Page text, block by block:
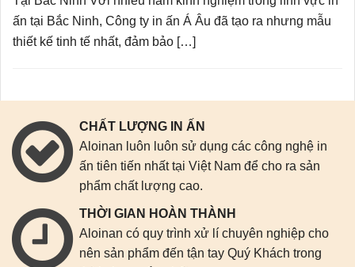
ấn tại Bắc Ninh, Công ty in ấn Á Âu đã tạo ra nhưng mẫu
thiết kế tinh tế nhất, đảm bảo […]
CHẤT LƯỢNG IN ẤN
Aloinan luôn luôn sử dụng các công nghệ in
ấn tiên tiến nhất tại Việt Nam để cho ra sản
phẩm chất lượng cao.
THỜI GIAN HOÀN THÀNH
Aloinan có quy trình xử lí chuyên nghiệp cho
nên sản phẩm đến tận tay Quý Khách trong